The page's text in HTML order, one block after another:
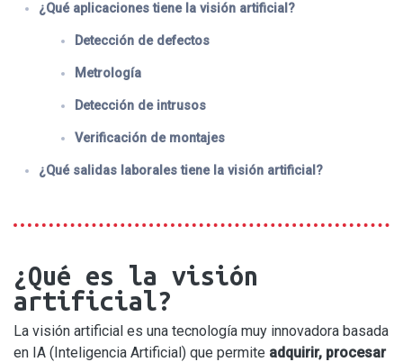
¿Qué aplicaciones tiene la visión artificial?
Detección de defectos
Metrología
Detección de intrusos
Verificación de montajes
¿Qué salidas laborales tiene la visión artificial?
¿Qué es la visión
artificial?
La visión artificial es una tecnología muy innovadora basada
en IA (Inteligencia Artificial) que permite adquirir, procesar